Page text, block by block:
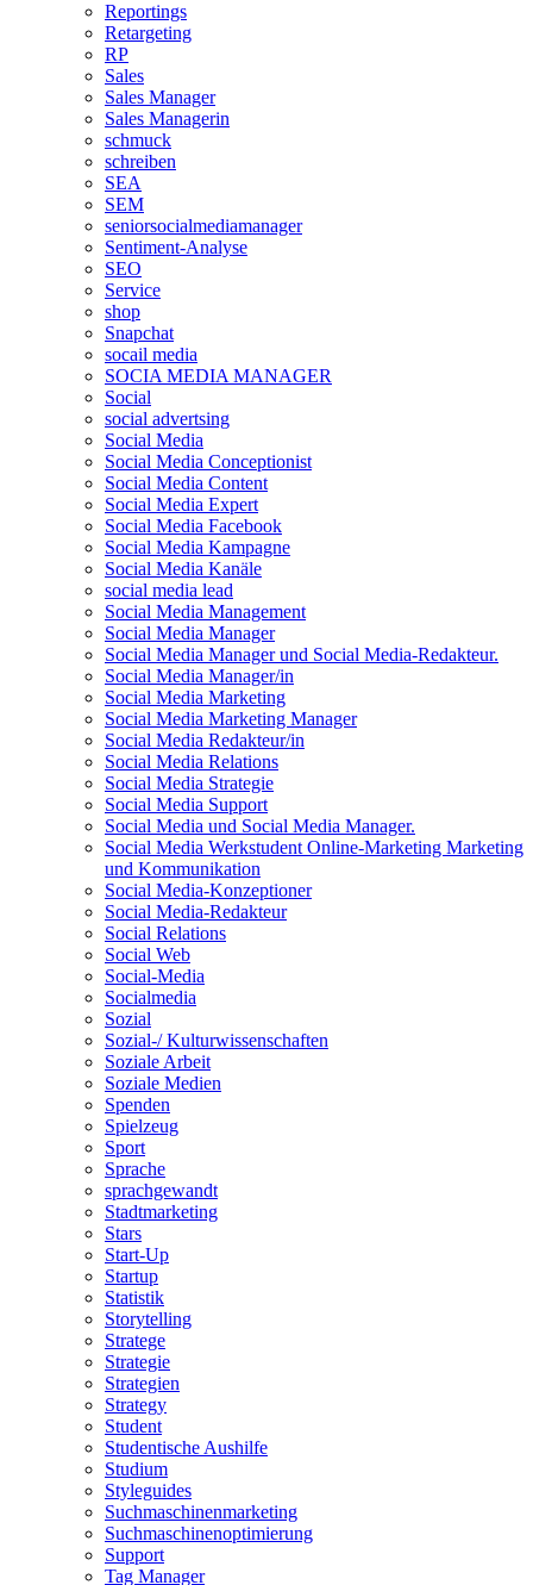
Reportings
Retargeting
RP
Sales
Sales Manager
Sales Managerin
schmuck
schreiben
SEA
SEM
seniorsocialmediamanager
Sentiment-Analyse
SEO
Service
shop
Snapchat
socail media
SOCIA MEDIA MANAGER
Social
social advertsing
Social Media
Social Media Conceptionist
Social Media Content
Social Media Expert
Social Media Facebook
Social Media Kampagne
Social Media Kanäle
social media lead
Social Media Management
Social Media Manager
Social Media Manager und Social Media-Redakteur.
Social Media Manager/in
Social Media Marketing
Social Media Marketing Manager
Social Media Redakteur/in
Social Media Relations
Social Media Strategie
Social Media Support
Social Media und Social Media Manager.
Social Media Werkstudent Online-Marketing Marketing
und Kommunikation
Social Media-Konzeptioner
Social Media-Redakteur
Social Relations
Social Web
Social-Media
Socialmedia
Sozial
Sozial-/ Kulturwissenschaften
Soziale Arbeit
Soziale Medien
Spenden
Spielzeug
Sport
Sprache
sprachgewandt
Stadtmarketing
Stars
Start-Up
Startup
Statistik
Storytelling
Stratege
Strategie
Strategien
Strategy
Student
Studentische Aushilfe
Studium
Styleguides
Suchmaschinenmarketing
Suchmaschinenoptimierung
Support
Tag Manager